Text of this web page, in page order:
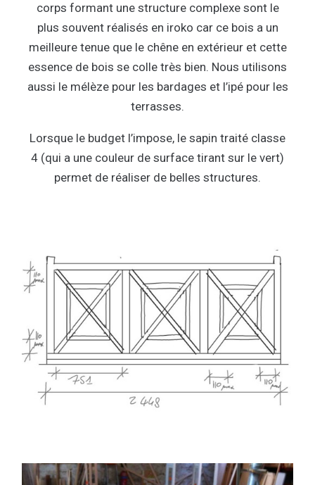
corps formant une structure complexe sont le
plus souvent réalisés en iroko car ce bois a un
meilleure tenue que le chêne en extérieur et cette
essence de bois se colle très bien. Nous utilisons
aussi le mélèze pour les bardages et l’ipé pour les
terrasses.
Lorsque le budget l’impose, le sapin traité classe
4 (qui a une couleur de surface tirant sur le vert)
permet de réaliser de belles structures.